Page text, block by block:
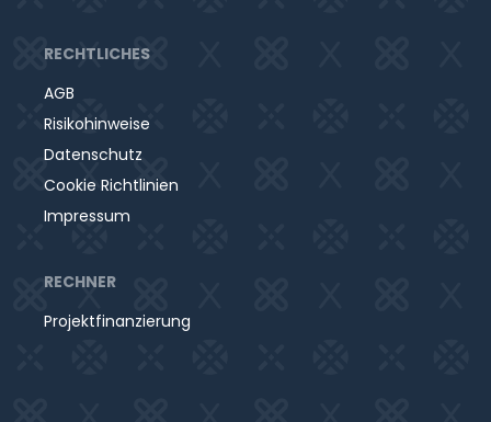
RECHTLICHES
AGB
Risikohinweise
Datenschutz
Cookie Richtlinien
Impressum
RECHNER
Projektfinanzierung